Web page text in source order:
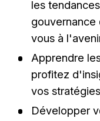
les
vous à
Apprendre
profitez
vos
Développer